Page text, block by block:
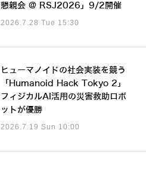
懇親会 @ RSJ2026」9/2開催
2026.7.28 Tue 15:30
ヒューマノイドの社会実装を競う
「Humanoid Hack Tokyo 2」
フィジカルAI活用の災害救助ロボ
ットが優勝
2026.7.19 Sun 10:00